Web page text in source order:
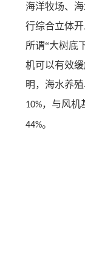
海洋牧场、
行综合立体开
所谓“大树底
机可以有效
明，海水养
10%，与风机
44%。